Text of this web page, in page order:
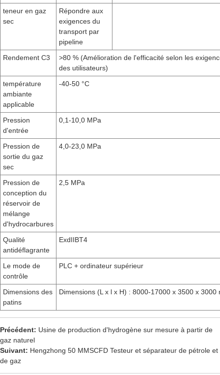
teneur en gaz
sec
Répondre aux
exigences du
transport par
pipeline
Rendement C3
>80 % (Amélioration de l'efficacité selon les
des utilisateurs)
température
ambiante
applicable
-40-50 °C
Pression
d'entrée
0,1-10,0 MPa
Pression de
sortie du gaz
sec
4,0-23,0 MPa
Pression de
conception du
réservoir de
mélange
d'hydrocarbures
2,5 MPa
Qualité
antidéflagrante
ExdIIBT4
Le mode de
contrôle
PLC + ordinateur supérieur
Dimensions des
patins
Dimensions (L x l x H) : 8000-17000 x 3500 x 3000
Précédent: Usine de production d'hydrogène sur mesure à partir de
gaz naturel
Suivant: Hengzhong 50 MMSCFD Testeur et séparateur de pétrole et
de gaz